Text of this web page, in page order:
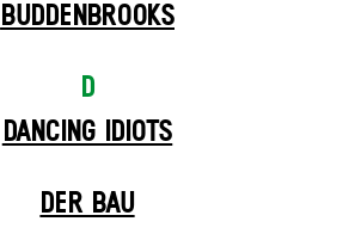
BUDDENBROOKS
D
DANCING IDIOTS
DER BAU